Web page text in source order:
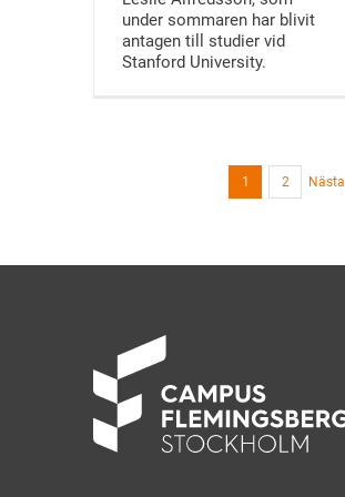
under sommaren har blivit
antagen till studier vid
Stanford University.
1 2 Nästa